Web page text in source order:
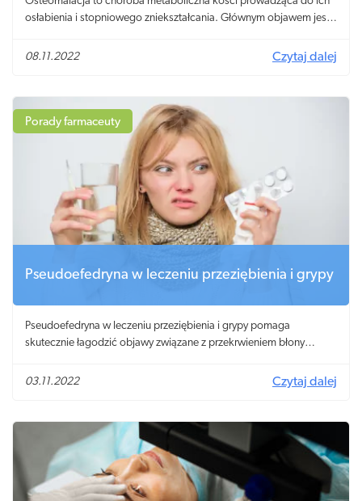
osłabienia i stopniowego zniekształcania. Głównym objawem jest
08.11.2022
Czytaj dalej
Porady farmaceuty
Pseudoefedryna w leczeniu przeziębienia i grypy
Pseudoefedryna w leczeniu przeziębienia i grypy pomaga
skutecznie łagodzić objawy związane z przekrwieniem błony
03.11.2022
Czytaj dalej